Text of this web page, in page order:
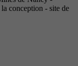
conception - site de